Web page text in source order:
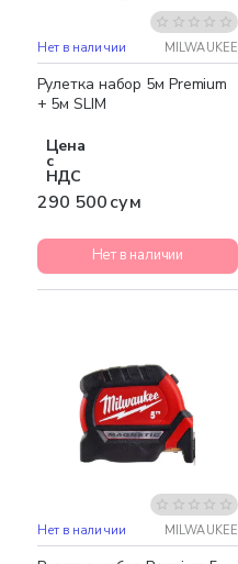
Нет в наличии MILWAUKEE
Рулетка набор 5м Premium
+ 5м SLIM
Цена
с
НДС
290 500 сум
Нет в наличии
Нет в наличии MILWAUKEE